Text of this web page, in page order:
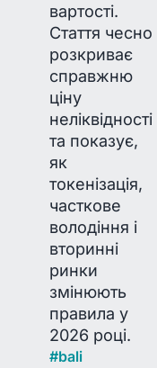
вартості.
Стаття чесно
розкриває
справжню
ціну
неліквідності
та показує,
як
токенізація,
часткове
володіння і
вторинні
ринки
змінюють
правила у
2026 році.
#bali